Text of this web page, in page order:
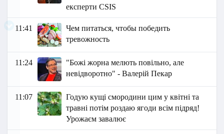
експерти CSIS
11:41
Чем питаться, чтобы победить
тревожность
11:24
"Божі жорна мелють повільно, але
невідворотно" - Валерій Пекар
11:07
Годую кущі смородини цим у квітні та
травні потім роздаю ягоди всім підряд!
Урожаєм завалює